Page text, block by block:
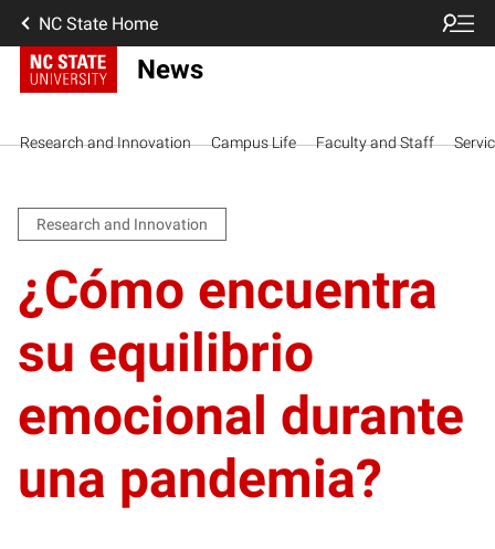
NC State Home
News
Research and Innovation Campus Life Faculty and Staff
Research and Innovation
¿Cómo encuentra
su equilibrio
emocional durante
una pandemia?